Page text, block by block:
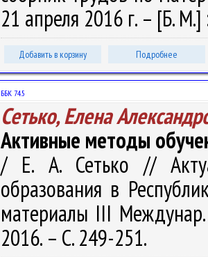
21 апреля 2016 г. – [Б.
Добавить в корзину Подробнее
ББК 74.5
Сетько, Елена
Активные методы
/ Е. А. Сетько //
образования в
материалы III Междунар.
2016. – С. 249-251.